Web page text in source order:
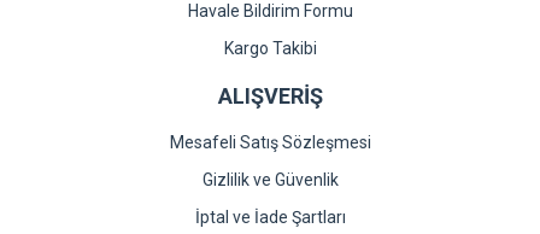
Gönder
Havale Bildirim Formu
Kargo Takibi
ALIŞVERİŞ
Mesafeli Satış Sözleşmesi
Gizlilik ve Güvenlik
İptal ve İade Şartları